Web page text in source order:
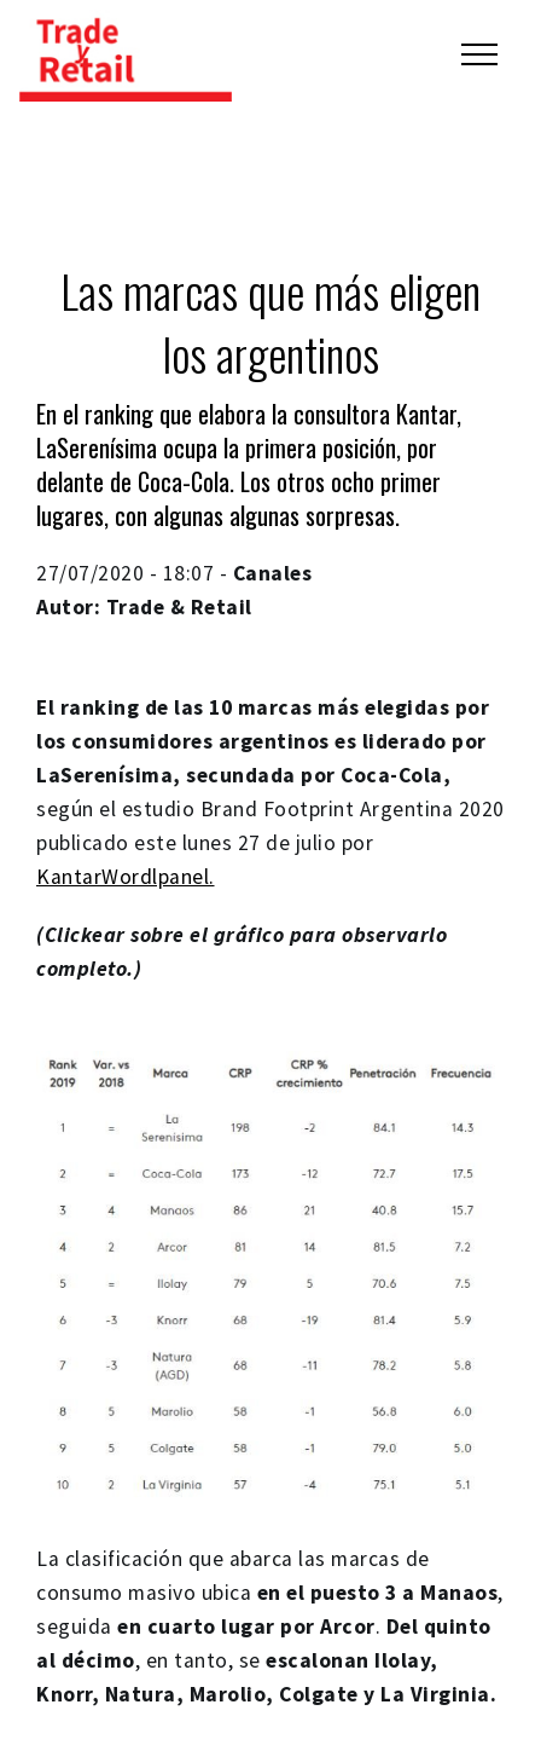
Las marcas que más eligen
los argentinos
En el ranking que elabora la consultora Kantar,
LaSerenísima ocupa la primera posición, por
delante de Coca-Cola. Los otros ocho primer
lugares, con algunas algunas sorpresas.
27/07/2020 - 18:07 - Canales
Autor: Trade & Retail
El ranking de las 10 marcas más elegidas por
los consumidores argentinos es liderado por
LaSerenísima, secundada por Coca-Cola,
según el estudio Brand Footprint Argentina 2020
publicado este lunes 27 de julio por
KantarWordlpanel.
(Clickear sobre el gráfico para observarlo
completo.)
La clasificación que abarca las marcas de
consumo masivo ubica en el puesto 3 a Manaos,
seguida en cuarto lugar por Arcor. Del quinto
al décimo, en tanto, se escalonan Ilolay,
Knorr, Natura, Marolio, Colgate y La Virginia.